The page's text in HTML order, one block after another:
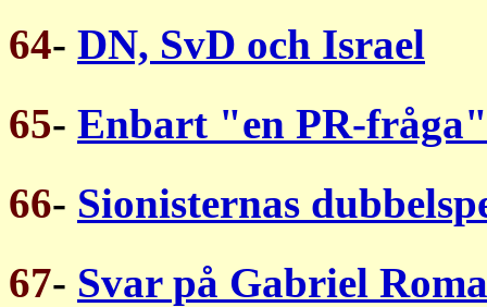
64- DN, SvD och Israel
65- Enbart "en PR-
66- Sionisternas
67- Svar på Gabriel